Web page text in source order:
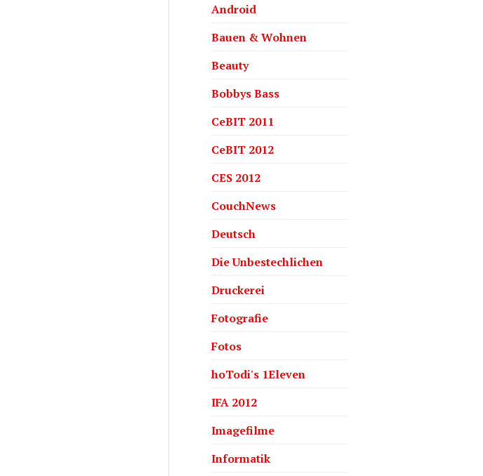
Android
Bauen & Wohnen
Beauty
Bobbys Bass
CeBIT 2011
CeBIT 2012
CES 2012
CouchNews
Deutsch
Die Unbestechlichen
Druckerei
Fotografie
Fotos
hoTodi's 1Eleven
IFA 2012
Imagefilme
Informatik